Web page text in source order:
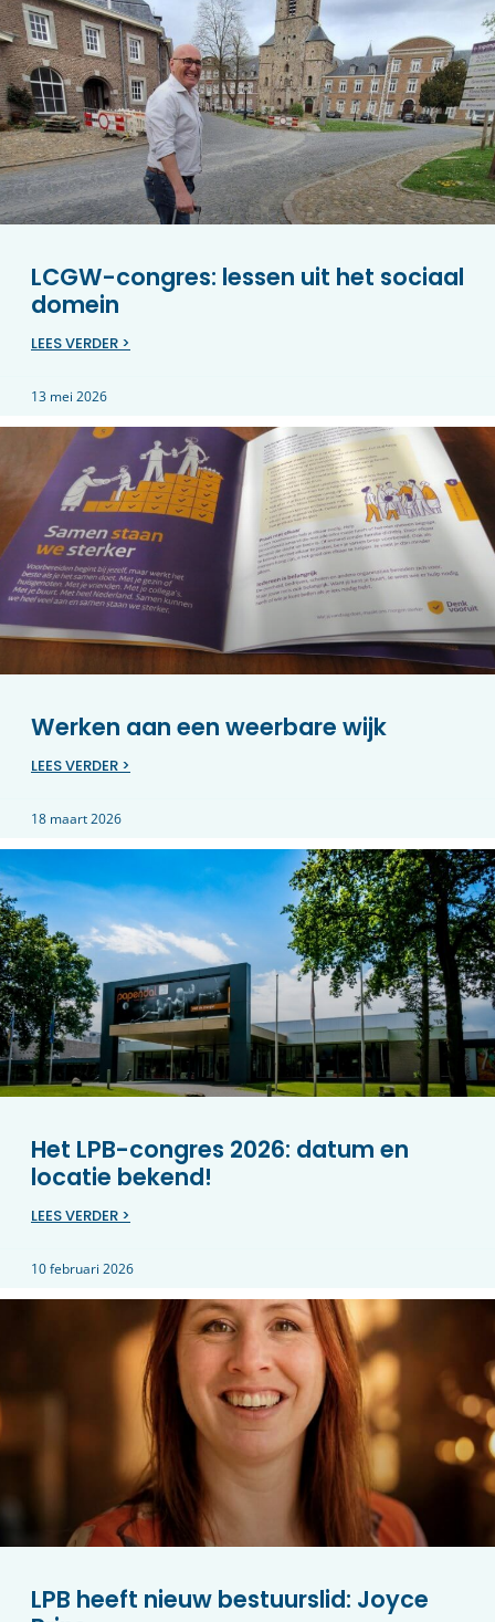
LCGW-congres: lessen uit het sociaal
domein
LEES VERDER >
13 mei 2026
Werken aan een weerbare wijk
LEES VERDER >
18 maart 2026
Het LPB-congres 2026: datum en
locatie bekend!
LEES VERDER >
10 februari 2026
LPB heeft nieuw bestuurslid: Joyce